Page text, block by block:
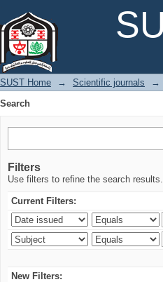
SUST Home → Scientific journals →
Search
Filters
Use filters to refine the search results.
Current Filters:
New Filters: